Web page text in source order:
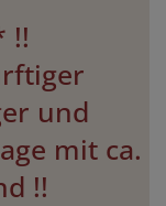
!!
und
mit ca.
!!